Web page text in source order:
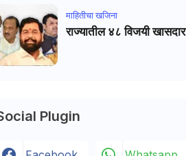
माहितीचा खजिना
राज्यातील ४८ विजयी खासदार
Plugin